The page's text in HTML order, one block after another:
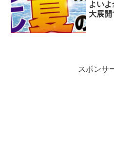
よい
大展開
スポンサ